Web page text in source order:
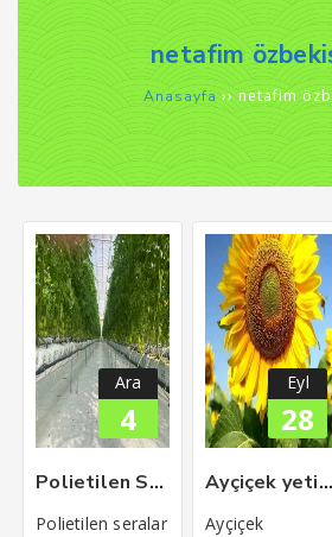
netafim
Anasayfa ›› netafim
Ara
4
Polietilen Seralar
Polietilen seralar
Eyl
28
Ayçiçek yetiştiriciliğinde neden akıllı sulama kullanmalıyım
Ayçiçek